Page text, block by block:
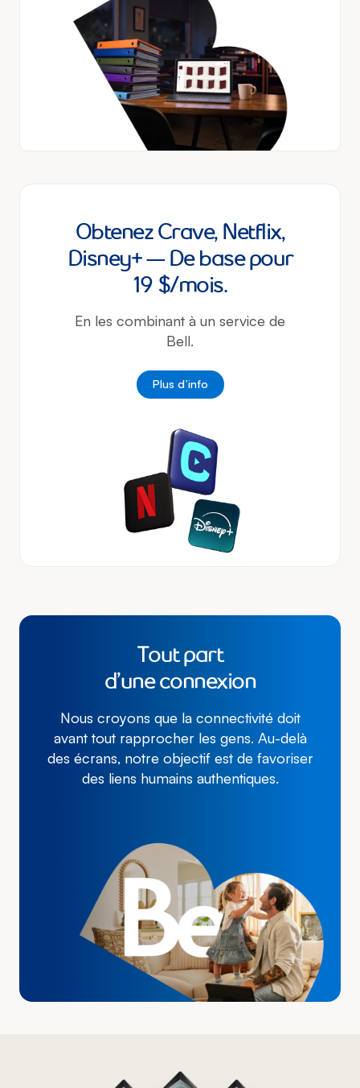
Obtenez Crave, Netflix,
Disney+ — De base pour
19 $/mois.
En les combinant à un service de
Bell.
Plus d’info
Tout part
d’une connexion
Nous croyons que la connectivité doit
avant tout rapprocher les gens. Au-delà
des écrans, notre objectif est de favoriser
des liens humains authentiques.